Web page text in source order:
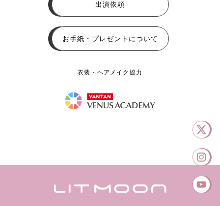
出演依頼
お手紙・プレゼントについて
衣装・ヘアメイク協力